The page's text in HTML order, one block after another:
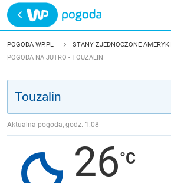
Trwa ładowanie
POLSKA
JAKOŚĆ POWIETRZA
POGODA WP.PL
STANY ZJEDNOCZONE AMERYKI
POGODA NA JUTRO - TOUZALIN
Aktualna pogoda, godz. 1:08
26